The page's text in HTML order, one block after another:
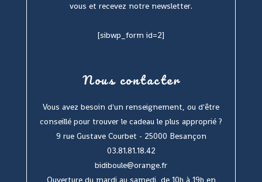
vous et recevez notre newsletter.
[sibwp_form id=2]
Nous contacter
Vous avez besoin d'un renseignement, ou d'être
conseillé pour trouver le cadeau le plus approprié ?
9 rue Gustave Courbet - 25000 Besançon
03.81.81.18.42
bidiboule@orange.fr
Ouverture du mardi au samedi, de 10h à 19h en